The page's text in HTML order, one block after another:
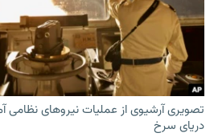
تصویری آرشیوی از عملیات نیروهای نظامی
دریای سرخ